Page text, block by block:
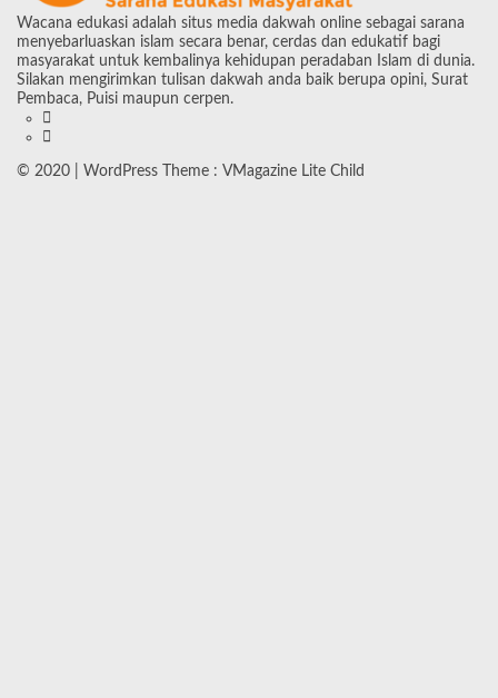
Wacana edukasi adalah situs media dakwah online sebagai sarana
menyebarluaskan islam secara benar, cerdas dan edukatif bagi
masyarakat untuk kembalinya kehidupan peradaban Islam di dunia.
Silakan mengirimkan tulisan dakwah anda baik berupa opini, Surat
Pembaca, Puisi maupun cerpen.
© 2020 | WordPress Theme : VMagazine Lite Child